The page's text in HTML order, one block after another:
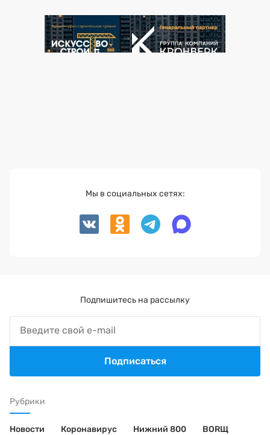
Рубрики
Новости Коронавирус Нижний 800 BORЩ
Мы в социальных сетях:
Подпишитесь на рассылку
Подписаться